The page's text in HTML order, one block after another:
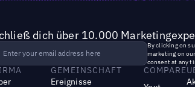
dich über 10.000
By clicking on
marketing on
consent at any
GEMEINSCHAFT
Ereignisse
COMPARE